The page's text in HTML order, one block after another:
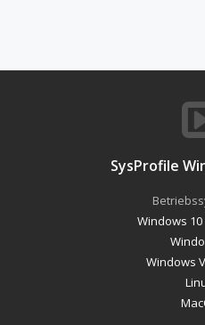
SysProfile
Windows 10
Windows